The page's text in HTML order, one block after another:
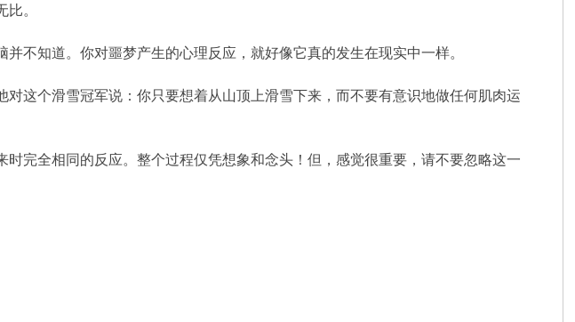
。
不知道。你对噩梦产生的心理反应，就好像它真的发生在现实中一样。
这个滑雪冠军说：你只要想着从山顶上滑雪下来，而不要有意识地做任何肌肉运
完全相同的反应。整个过程仅凭想象和念头！但，感觉很重要，请不要忽略这一